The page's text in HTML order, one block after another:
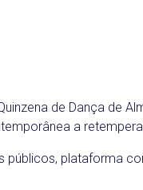
de Dança de
a
plataforma